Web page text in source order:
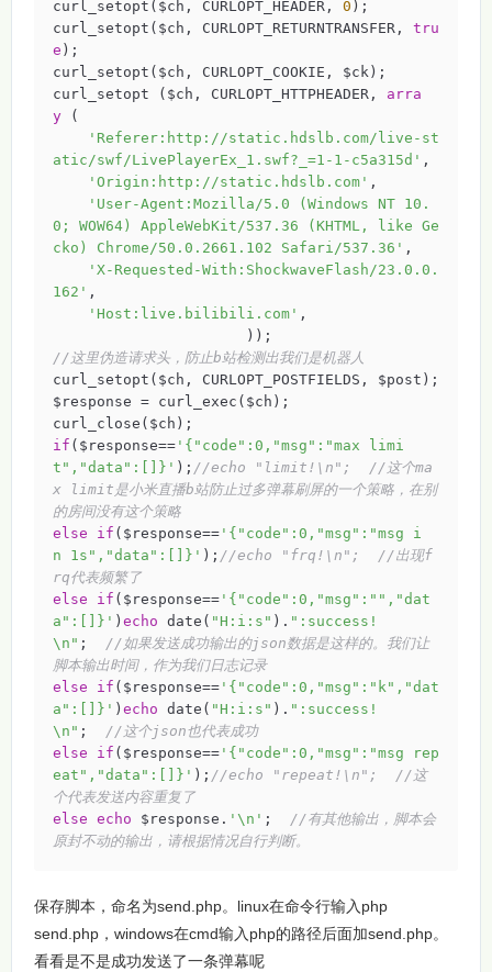
curl_setopt($ch, CURLOPT_HEADER, 0 );
curl_setopt($ch, CURLOPT_RETURNTRANSFER, tru
e );
curl_setopt($ch, CURLOPT_COOKIE, $ck);
curl_setopt ($ch, CURLOPT_HTTPHEADER, arra
y (
'Referer:http://static.hdslb.com/live-st
atic/swf/LivePlayerEx_1.swf?_=1-1-c5a315d' ,
'Origin:http://static.hdslb.com' ,
'User-Agent:Mozilla/5.0 (Windows NT 10.
0; WOW64) AppleWebKit/537.36 (KHTML, like Ge
cko) Chrome/50.0.2661.102 Safari/537.36' ,
'X-Requested-With:ShockwaveFlash/23.0.0.
162' ,
'Host:live.bilibili.com' ,
//这里伪造请求头，防止b站检测出我们是机器人
curl_setopt($ch, CURLOPT_POSTFIELDS, $post);
$response = curl_exec($ch);
if ($response=='{"code":0,"msg":"max limi
t","data":[]}' ); //echo "limit!\n";  //这个ma
x limit是小米直播b站防止过多弹幕刷屏的一个策略，在别
的房间没有这个策略
else
if ($response=='{"code":0,"msg":"msg i
n 1s","data":[]}' ); //echo "frq!\n";  //出现f
rq代表频繁了
else
if ($response=='{"code":0,"msg":"","dat
a":[]}' ) echo date( "H:i:s" ). ":success!
\n" ; //如果发送成功输出的json数据是这样的。我们让
脚本输出时间，作为我们日志记录
else
if ($response=='{"code":0,"msg":"k","dat
a":[]}' ) echo date( "H:i:s" ). ":success!
\n" ; //这个json也代表成功
else
if ($response=='{"code":0,"msg":"msg rep
eat","data":[]}' ); //echo "repeat!\n";  //这
个代表发送内容重复了
else echo $response. '\n' ; //有其他输出，脚本会
原封不动的输出，请根据情况自行判断。
保存脚本，命名为send.php。linux在命令行输入php
send.php，windows在cmd输入php的路径后面加send.php。
看看是不是成功发送了一条弹幕呢